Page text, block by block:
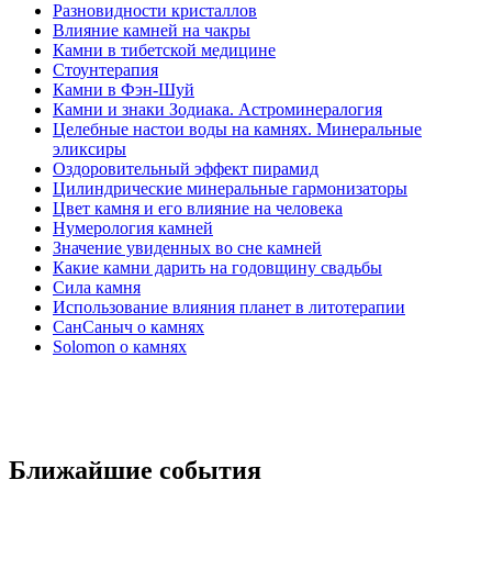
Разновидности кристаллов
Влияние камней на чакры
Камни в тибетской медицине
Стоунтерапия
Камни в Фэн-Шуй
Камни и знаки Зодиака. Астроминералогия
Целебные настои воды на камнях. Минеральные
эликсиры
Оздоровительный эффект пирамид
Цилиндрические минеральные гармонизаторы
Цвет камня и его влияние на человека
Нумерология камней
Значение увиденных во сне камней
Какие камни дарить на годовщину свадьбы
Cила камня
Использование влияния планет в литотерапии
СанСаныч о камнях
Solomon о камнях
Ближайшие события